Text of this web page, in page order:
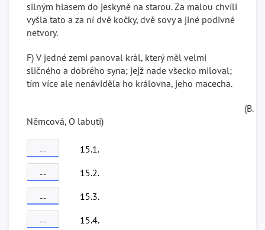
silným hlasem do jeskyně na starou. Za malou chvíli
vyšla tato a za ní dvě kočky, dvě sovy a jiné podivné
netvory.
F) V jedné zemi panoval král, který měl velmi
sličného a dobrého syna; jejž nade všecko miloval;
tím více ale nenáviděla ho královna, jeho macecha.
(B.
Němcová, O labuti)
-- 15.1.
-- 15.2.
-- 15.3.
-- 15.4.